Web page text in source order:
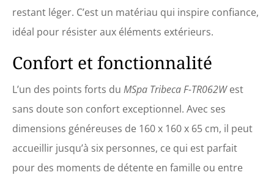
restant léger. C’est un matériau qui inspire confiance,
idéal pour résister aux éléments extérieurs.
Confort et fonctionnalité
L’un des points forts du MSpa Tribeca F-TR062West
sans doute son confort exceptionnel. Avec ses
dimensions généreuses de 160 x 160 x 65 cm, il peut
accueillir jusqu’à six personnes, ce qui est parfait
pour des moments de détente en famille ou entre